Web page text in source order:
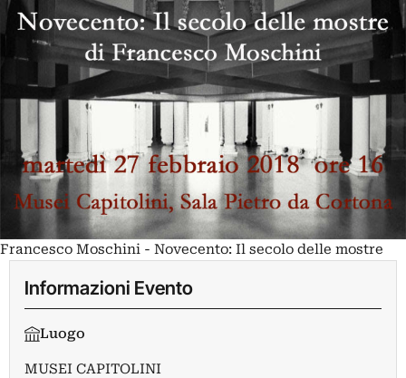
Francesco Moschini - Novecento: Il secolo delle mostre
Informazioni Evento
Luogo
MUSEI CAPITOLINI